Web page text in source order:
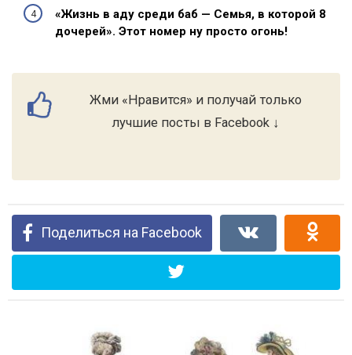
«Жизнь в аду среди баб — Семья, в которой 8
дочерей». Этот номер ну просто огонь!
Жми «Нравится» и получай только
лучшие посты в Facebook ↓
Поделиться на Facebook